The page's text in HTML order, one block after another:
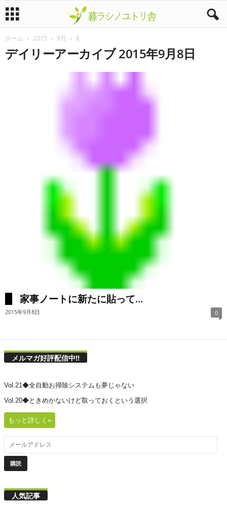
暮ホーム 2015 9月 8
デイリーアーカイブ 2015年9月8日
家事ノートに新たに貼って...
2015年9月8日 0
メルマガ好評配信中!!
Vol.21◆全自動お掃除システムも夢じゃない
Vol.20◆ときめかないけど取っておくという選択
もっと詳しく»
人気記事